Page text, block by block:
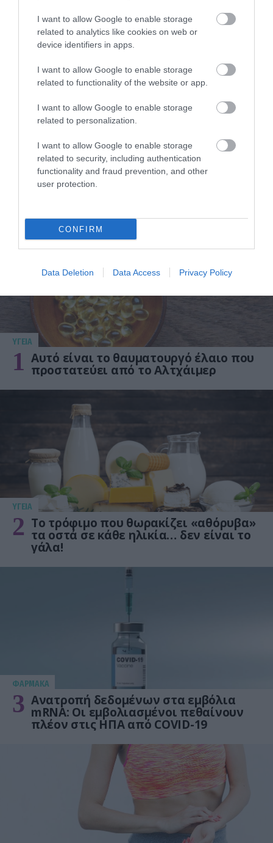
I want to allow Google to enable storage
related to analytics like cookies on web or
device identifiers in apps.
I want to allow Google to enable storage
related to functionality of the website or app.
I want to allow Google to enable storage
related to personalization.
I want to allow Google to enable storage
related to security, including authentication
functionality and fraud prevention, and other
user protection.
CONFIRM
Data Deletion Data Access Privacy Policy
31.07.2026 15:05
Το σύμπτωμα που εμφανίζεται τη νύχτα
καρδιοπάθεια
ΥΓΕΙΑ
1 Αυτό είναι το θαυματουργό έλαιο που
προστατεύει από το Αλτχάιμερ
ΥΓΕΙΑ
2 Το τρόφιμο που θωρακίζει «αθόρυβα»
τα οστά σε κάθε ηλικία… δεν είναι το
γάλα!
ΦΑΡΜΑΚΑ
3 Ανατροπή δεδομένων στα εμβόλια
mRNA: Οι εμβολιασμένοι πεθαίνουν
πλέον στις ΗΠΑ από COVID-19